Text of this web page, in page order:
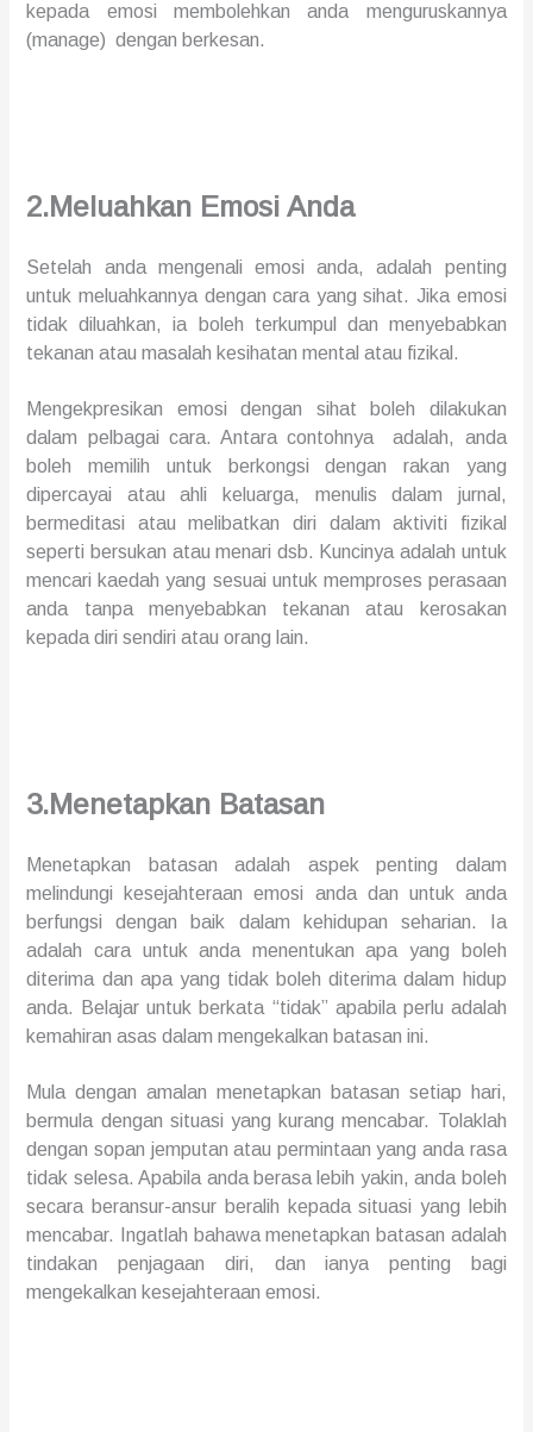
kepada emosi membolehkan anda menguruskannya
(manage) dengan berkesan.
2.Meluahkan Emosi Anda
Setelah anda mengenali emosi anda, adalah penting
untuk meluahkannya dengan cara yang sihat. Jika emosi
tidak diluahkan, ia boleh terkumpul dan menyebabkan
tekanan atau masalah kesihatanmental atau fizikal.
Mengekpresikan emosi dengan sihat boleh dilakukan
dalam pelbagai cara. Antara contohnya adalah, anda
boleh memilih untuk berkongsi dengan rakan yang
dipercayai atau ahli keluarga, menulis dalam jurnal ,
bermeditasi ataumelibatkan diri dalam aktiviti fizikal
seperti bersukan atau menari dsb. Kuncinya adalah untuk
mencari kaedah yang sesuai untuk memproses perasaan
anda tanpa menyebabkan tekanan atau kerosakan
kepada diri sendiri atau orang lain.
3.Menetapkan Batasan
Menetapkan batasan adalah aspek penting dalam
melindungi kesejahteraan emosi anda dan untuk anda
berfungsi dengan baik dalam kehidupan seharian. Ia
adalah cara untuk anda menentukan apa yang boleh
diterima dan apa yang tidak boleh diterima dalam hidup
anda. Belajar untuk berkata “tidak” apabila perlu adalah
kemahiran asas dalam mengekalkan batasan ini.
Mula dengan amalan menetapkan batasan setiap hari,
bermula dengan situasi yang kurang mencabar. Tolaklah
dengan sopan jemputan atau permintaan yang anda rasa
tidak selesa. Apabila anda berasa lebih yakin, anda boleh
secara beransur-ansur beralih kepada situasi yang lebih
mencabar. Ingatlah bahawa menetapkan batasan adalah
tindakan penjagaan diri, dan ianya penting
bagi
mengekalkan kesejahteraan emosi.